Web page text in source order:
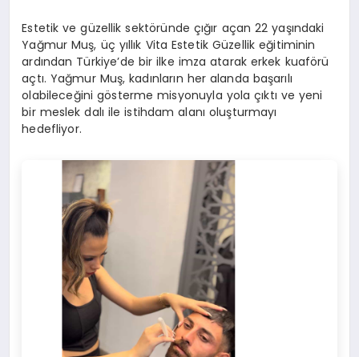
Estetik ve güzellik sektöründe çığır açan 22 yaşındaki
Yağmur Muş, üç yıllık Vita Estetik Güzellik eğitiminin
ardından Türkiye’de bir ilke imza atarak erkek kuaförü
açtı. Yağmur Muş, kadınların her alanda başarılı
olabileceğini gösterme misyonuyla yola çıktı ve yeni
bir meslek dalı ile istihdam alanı oluşturmayı
hedefliyor.